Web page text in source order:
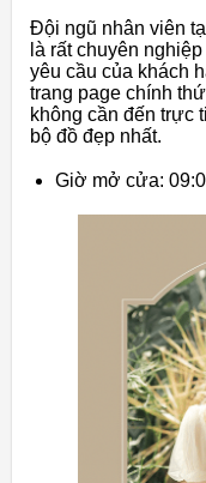
Đội ngũ nhân viên
là rất chuyên
yêu cầu của khách
trang page chính
không cần đến trực
bộ đồ đẹp nhất.
Giờ mở cửa: